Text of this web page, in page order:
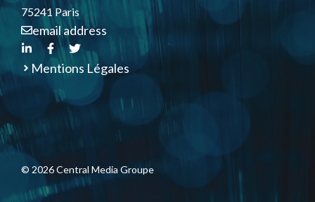
75241 Paris
email address
Mentions Légales
© 2026 Central Media Groupe